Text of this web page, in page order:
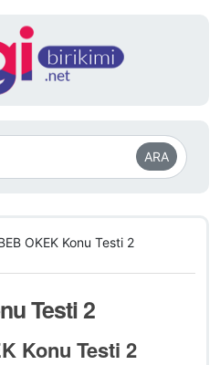
ARA
OKEK Konu Testi 2
Testi 2
Konu Testi 2